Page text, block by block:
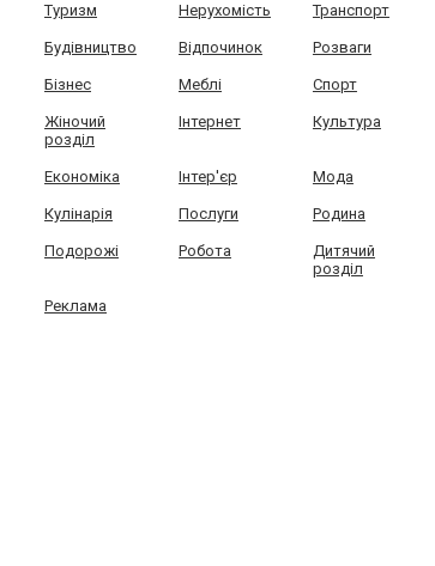
Туризм Нерухомість Транспорт
Будівництво Відпочинок Розваги
Бізнес Меблі Спорт
Жіночий
розділ
Інтернет Культура
Економіка Інтер'єр Мода
Кулінарія Послуги Родина
Подорожі Робота
Дитячий
розділ
Реклама